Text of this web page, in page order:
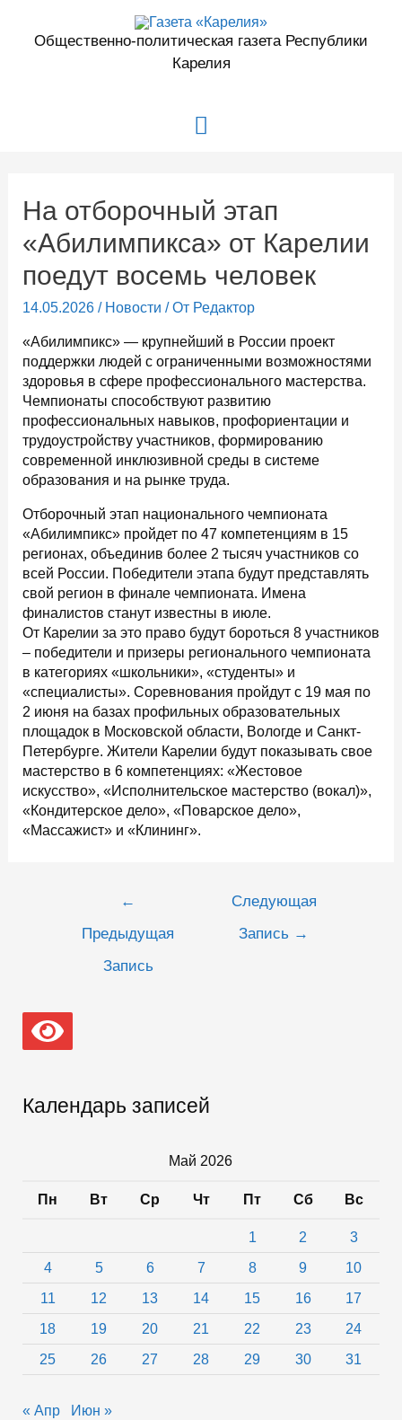
содержимому
Общественно-политическая газета Республики
Карелия
Главное
На отборочный этап
«Абилимпикса» от Карелии
поедут восемь человек
14.05.2026/ Новости / От Редактор
«Абилимпикс» — крупнейший в России проект
поддержки людей с ограниченными возможностями
здоровья в сфере профессионального мастерства.
Чемпионаты способствуют развитию
профессиональных навыков, профориентации и
трудоустройству участников, формированию
современной инклюзивной среды в системе
образования и на рынке труда.
Отборочный этап национального чемпионата
«Абилимпикс» пройдет по 47 компетенциям в 15
регионах, объединив более 2 тысяч участников со
всей России. Победители этапа будут представлять
свой регион в финале чемпионата. Имена
финалистов станут известны в июле.
От Карелии за это право будут бороться 8 участников
– победители и призеры регионального чемпионата
в категориях «школьники», «студенты» и
«специалисты». Соревнования пройдут с 19 мая по
2 июня на базах профильных образовательных
площадок в Московской области, Вологде и Санкт-
Петербурге. Жители Карелии будут показывать свое
мастерство в 6 компетенциях: «Жестовое
искусство», «Исполнительское мастерство (вокал)»,
«Кондитерское дело», «Поварское дело»,
«Массажист» и «Клининг».
записям
←
Предыдущая
Запись
Следующая
Запись →
Календарь записей
Май 2026
Пн Вт Ср Чт Пт Сб Вс
1 2
3
4
5 6 7 8 9
10
11
12 13 14 15 16
17
18
19 20 21 22 23
24
25
26 27 28 29 30 31
« Апр Июн »